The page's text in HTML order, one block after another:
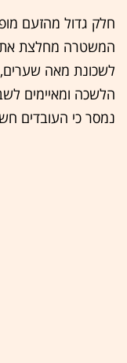
חלק גדול מהזעם
המשטרה מחלצת את
לשכונת מאה
הלשכה ומאיימים
נמסר כי העובדים